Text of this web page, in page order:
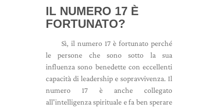
IL NUMERO 17 È
FORTUNATO?
Sì, il numero 17 è fortunato perché
le persone che sono sotto la sua
influenza sono benedette con eccellenti
capacità di leadership e sopravvivenza. Il
numero 17 è anche collegato
all'intelligenza spirituale e fa ben sperare